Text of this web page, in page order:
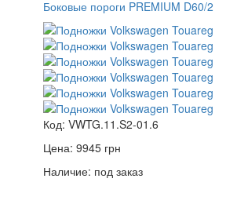
Боковые пороги PREMIUM D60/2
Код: VWTG.11.S2-01.6
Цена: 9945 грн
Наличие: под заказ